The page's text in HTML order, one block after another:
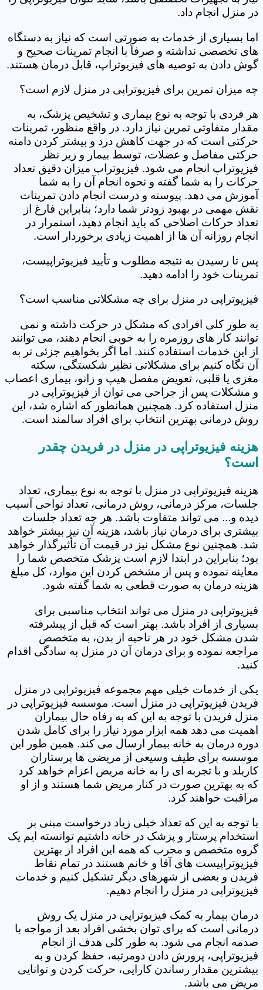
در منزل انجام داد.
اما بسیاری از خدمات به صورتی است که نیاز به دستگاه
های تخصصی نداشته و صرفاً با انجام تمرینات صحیح و
گوش دادن به توصیه های فیزیوتراپ، قابل درمان هستند.
چه میزان تمرین برای فیزیوتراپی در منزل لازم است؟
هر فردی با توجه به نوع بیماری و تشخیص پزشک، به
مقدار متفاوتی تمرین نیاز دارد. در واقع منظور، تمرینات
حرکتی است که در جهت کاهش درد و بیشتر کردن دامنه
حرکتی مفاصل و عضلات، توسط بیمار و زیر نظر
فیزیوتراپ انجام می شود. فیزیوتراپ میزان دقیق تعداد
حرکات را به شما گفته و نحوه انجام آن را به شما
آموزش می دهد. پیوسته و درست انجام دادن تمرینات
نقش مهمی در بهبود زودتر شما دارد؛ بنابراین فارغ از
تعداد حرکات اصلاحی که باید انجام دهید، استمرار در
انجام روزانه آن ها از اهمیت زیادی برخوردار است.
پس تا رسیدن به نتیجه مطلوب و تأیید فیزیوتراپیست،
تمرینات خود را ادامه دهید.
فیزیوتراپی در منزل برای چه مشکلاتی مناسب است؟
به طور کلی افرادی که مشکل در حرکت داشته و نمی
توانند کار های روزمره را به خوبی انجام دهند، می توانند
از این خدمات استفاده کنند. اما اگر بخواهیم جزئی تر به
آن نگاه کنیم برای مشکلاتی نظیر شکستگی، سکته
مغزی یا قلبی، تعویض مفصل هیپ و زانو، بیماری اعصاب
و مشکلات پس از جراحی می توان از فیزیوتراپی در
منزل استفاده کرد. همچنین همانطور که اشاره شد، این
روش درمانی بهترین انتخاب برای افراد سالمند است.
هزینه فیزیوتراپی در منزل در فریدن چقدر
است؟
هزینه فیزیوتراپی در منزل با توجه به نوع بیماری، تعداد
جلسات، مرکز درمانی، روش درمانی، تعداد نواحی آسیب
دیده و... می تواند متفاوت باشد. هر چه تعداد جلسات
بیشتری برای درمان نیاز باشد، هزینه آن نیز بیشتر خواهد
شد. همچنین نوع مشکل نیز در قیمت آن تأثیرگذار خواهد
بود؛ بنابراین در ابتدا لازم است پزشک متخصص شما را
معاینه نموده و پس از مشخص کردن این موارد، کل مبلغ
هزینه درمان به صورت قطعی به شما گفته شود.
فیزیوتراپی در منزل می تواند انتخاب مناسبی برای
بسیاری از افراد باشد. بهتر است که قبل از پیشرفته
شدن مشکل خود در هر ناحیه از بدن، به متخصص
مراجعه نموده و برای درمان آن در منزل به سادگی اقدام
کنید.
یکی از خدمات خیلی مهم مجموعه فیزیوتراپی در منزل
فریدن فیزیوتراپی در منزل است. موسسه فیزیوتراپی در
منزل فریدن با توجه به این که به رفاه حال بیماران
اهمیت می دهد همه ابزار مورد نیاز را برای کامل شدن
دوره درمان به خانه بیمار ارسال می کند. همین طور این
موسسه برای طیف وسیعی از مریضی ها پرستاران
کاربلد و با تجربه ای را به خانه مریض اعزام خواهد کرد
که به بهترین صورت در کنار مریض شما هستند و از او
مراقبت خواهند کرد.
با توجه به این که تعداد خیلی زیاد درخواست مبنی بر
استخدام پرستار و پزشک در خانه داشتیم توانسته ایم یک
گروه متخصص و مجرب که همه این افراد از بهترین
فیزیوتراپیست های آقا و خانم هستند در تمام نقاط
فریدن و بعضی از شهرهای دیگر تشکیل کنیم و خدمات
فیزیوتراپی در منزل را انجام دهیم.
درمان بیمار به کمک فیزیوتراپی در منزل یک روش
درمانی است که برای توان بخشی افراد بعد از مواجه با
صدمه انجام می شود. به طور کلی هدف از انجام
فیزیوتراپی، پرورش دادن دومرتبه، حفظ کردن و به
بیشترین مقدار رساندن کارایی، حرکت کردن و توانایی
مریض می باشد.